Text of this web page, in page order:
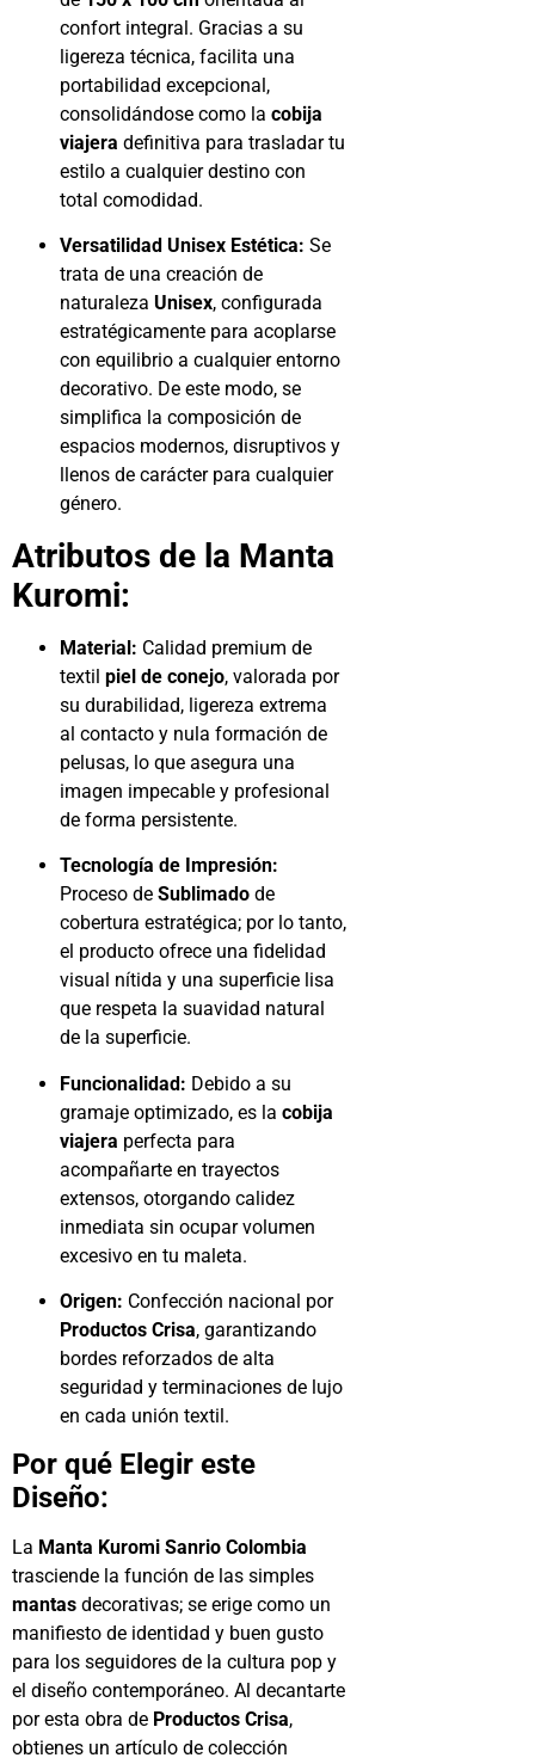
confort integral. Gracias a su
ligereza técnica, facilita una
portabilidad excepcional,
consolidándose como la cobija
viajera definitiva para trasladar tu
estilo a cualquier destino con
total comodidad.
Versatilidad Unisex Estética: Se
trata de una creación de
naturaleza Unisex, configurada
estratégicamente para acoplarse
con equilibrio a cualquier entorno
decorativo. De este modo, se
simplifica la composición de
espacios modernos, disruptivos y
llenos de carácter para cualquier
género.
Atributos de la Manta
Kuromi:
Material: Calidad premium de
textil piel de conejo, valorada por
su durabilidad, ligereza extrema
al contacto y nula formación de
pelusas, lo que asegura una
imagen impecable y profesional
de forma persistente.
Tecnología de Impresión:
Proceso de Sublimado de
cobertura estratégica; por lo tanto,
el producto ofrece una fidelidad
visual nítida y una superficie lisa
que respeta la suavidad natural
de la superficie.
Funcionalidad: Debido a su
gramaje optimizado, es la cobija
viajera perfecta para
acompañarte en trayectos
extensos, otorgando calidez
inmediata sin ocupar volumen
excesivo en tu maleta.
Origen: Confección nacional por
Productos Crisa, garantizando
bordes reforzados de alta
seguridad y terminaciones de lujo
en cada unión textil.
Por qué Elegir este
Diseño:
La Manta Kuromi Sanrio Colombia
trasciende la función de las simples
mantas decorativas; se erige como un
manifiesto de identidad y buen gusto
para los seguidores de la cultura pop y
el diseño contemporáneo. Al decantarte
por esta obra de Productos Crisa,
obtienes un artículo de colección